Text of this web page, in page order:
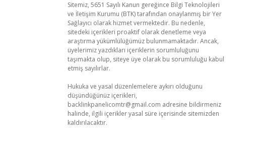
Sitemiz, 5651 Sayılı Kanun gereğince Bilgi Teknolojileri
ve İletişim Kurumu (BTK) tarafından onaylanmış bir Yer
Sağlayıcı olarak hizmet vermektedir. Bu nedenle,
sitedeki içerikleri proaktif olarak denetleme veya
araştırma yükümlülüğümüz bulunmamaktadır. Ancak,
üyelerimiz yazdıkları içeriklerin sorumluluğunu
taşımakta olup, siteye üye olarak bu sorumluluğu kabul
etmiş sayılırlar.
Hukuka ve yasal düzenlemelere aykırı olduğunu
düşündüğünüz içerikleri,
backlinkpanelicomtr@gmail.com adresine bildirmeniz
halinde, ilgili içerikler yasal süre içerisinde sitemizden
kaldırılacaktır.